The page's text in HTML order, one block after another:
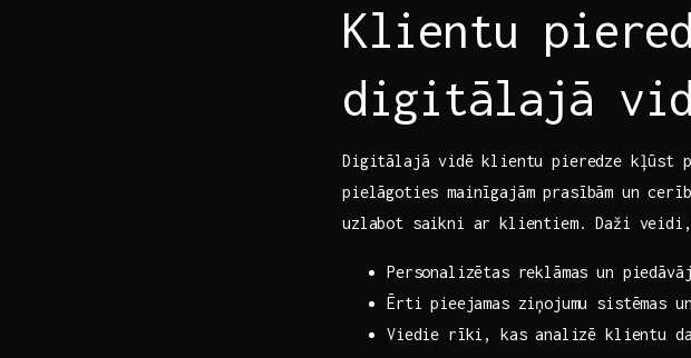
Klientu
digitālajā
Digitālajā vidē klientu ‌pieredze kļūst
pielāgoties mainīgajām prasībām un
uzlabot saikni ar klientiem. Daži
Personalizētas reklāmas un
Ērti pieejamas ‍ziņojumu
Viedie rīki, kas analizē klientu